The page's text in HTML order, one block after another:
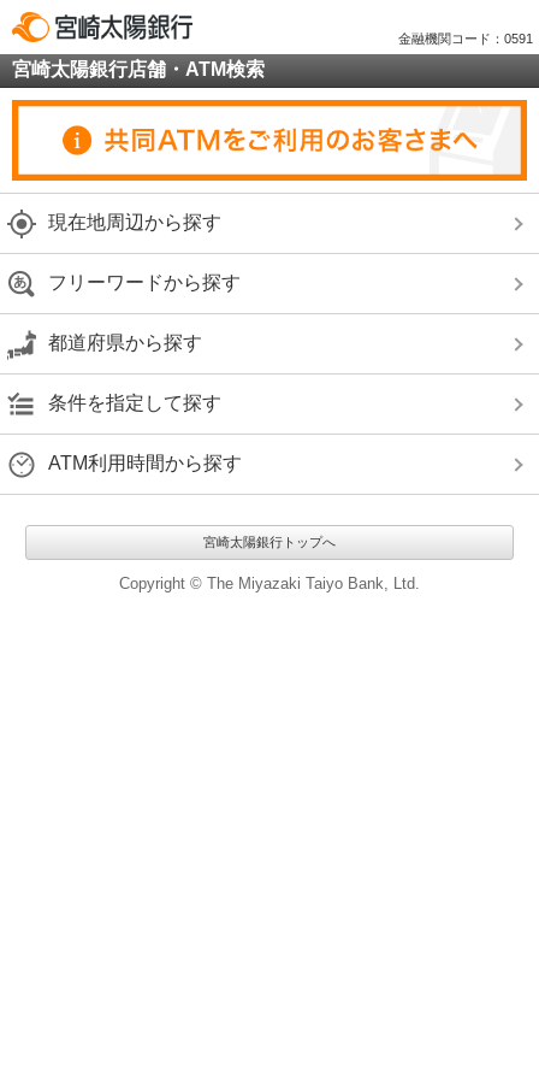
金融機関コード：0591
宮崎太陽銀行店舗・ATM検索
現在地周辺から探す
フリーワードから探す
都道府県から探す
条件を指定して探す
ATM利用時間から探す
宮崎太陽銀行トップへ
Copyright © The Miyazaki Taiyo Bank, Ltd.